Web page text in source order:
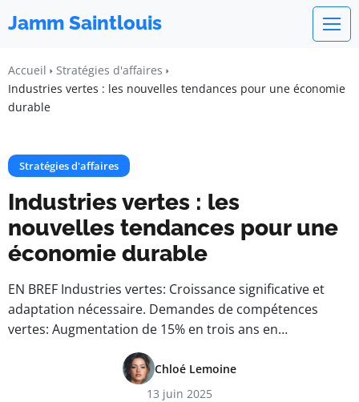
Jamm Saintlouis
Accueil
Stratégies d'affaires
Industries vertes : les nouvelles tendances pour une économie
durable
Stratégies d'affaires
Industries vertes : les
nouvelles tendances pour une
économie durable
EN BREF Industries vertes: Croissance significative et
adaptation nécessaire. Demandes de compétences
vertes: Augmentation de 15% en trois ans en…
Chloé Lemoine
13 juin 2025